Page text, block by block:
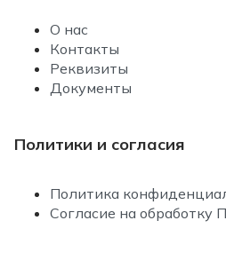
О нас
Контакты
Реквизиты
Документы
Политики и согласия
Политика
Согласие на обработку